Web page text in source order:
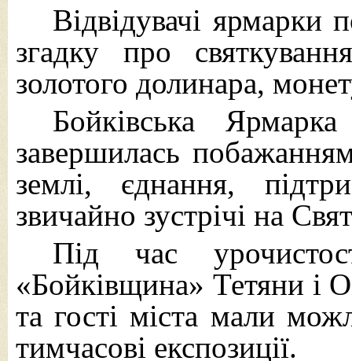
Відвідувачі
згадку про
золотого долинара,
Бойківська
завершилась
землі, єднання,
звичайно зустрічі на
Під час
«Бойківщина» Тетяни і
та гості міста мали
тимчасові експозиції.